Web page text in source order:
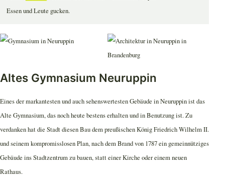
Essen und Leute gucken.
Altes Gymnasium Neuruppin
Eines der markantesten und auch sehenswertesten Gebäude in Neuruppin ist das
Alte Gymnasium, das noch heute bestens erhalten und in Benutzung ist. Zu
verdanken hat die Stadt diesen Bau dem preußischen König Friedrich Wilhelm II.
und seinem kompromisslosen Plan, nach dem Brand von 1787 ein gemeinnütziges
Gebäude ins Stadtzentrum zu bauen, statt einer Kirche oder einem neuen
Rathaus.